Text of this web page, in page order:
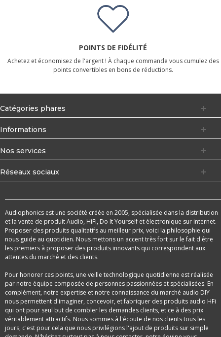
POINTS DE FIDÉLITÉ
Achetez et économisez de l'argent ! À chaque commande vous cumulez des
points convertibles en bons de réductions.
Catégories phares
Informations
Nos services
Réseaux sociaux
Audiophonics est une société créée en 2005, spécialisée dans la distribution
et la vente de produit Audio, HiFi, Do It Yourself et électronique sur internet.
Proposer des produits qualitatifs au meilleur prix, voici la philosophie qui
nous guide au quotidien. Nous mettons un accent très fort sur le fait d'être
les premiers à proposer des produits innovants qui correspondent aux
attentes du marché et des clients.
Pour honorer ces points, une veille technologique quotidienne est réalisée
par notre équipe composée de personnes passionnées et spécialisées. En
complément, notre expertise et notre connaissance du marché audio DIY
nous permettent d'imaginer, concevoir, et fabriquer des produits audio HFi
qui ont pour seul but de combler les demandes clients, et ce à des prix
véritablement attractifs. Nous sommes à l'écoute de nos clients tous les
jours, c'est pour cela que nous privilégions l'ajout de produits sur simple